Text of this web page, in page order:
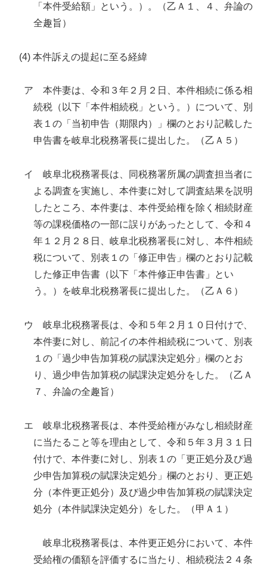
「本件受給額」という。）。（乙Ａ１、４、弁論の
全趣旨）
(4) 本件訴えの提起に至る経緯
ア 本件妻は、令和３年２月２日、本件相続に係る相
続税（以下「本件相続税」という。）について、別
表１の「当初申告（期限内）」欄のとおり記載した
申告書を岐阜北税務署長に提出した。（乙Ａ５）
イ 岐阜北税務署長は、同税務署所属の調査担当者に
よる調査を実施し、本件妻に対して調査結果を説明
したところ、本件妻は、本件受給権を除く相続財産
等の課税価格の一部に誤りがあったとして、令和４
年１２月２８日、岐阜北税務署長に対し、本件相続
税について、別表１の「修正申告」欄のとおり記載
した修正申告書（以下「本件修正申告書」とい
う。）を岐阜北税務署長に提出した。（乙Ａ６）
ウ 岐阜北税務署長は、令和５年２月１０日付けで、
本件妻に対し、前記イの本件相続税について、別表
１の「過少申告加算税の賦課決定処分」欄のとお
り、過少申告加算税の賦課決定処分をした。（乙Ａ
７、弁論の全趣旨）
エ 岐阜北税務署長は、本件受給権がみなし相続財産
に当たること等を理由として、令和５年３月３１日
付けで、本件妻に対し、別表１の「更正処分及び過
少申告加算税の賦課決定処分」欄のとおり、更正処
分（本件更正処分）及び過少申告加算税の賦課決定
処分（本件賦課決定処分）をした。（甲Ａ１）
岐阜北税務署長は、本件更正処分において、本件
受給権の価額を評価するに当たり、相続税法２４条